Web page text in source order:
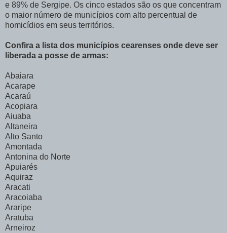
e 89% de Sergipe. Os cinco estados são os que concentram
o maior número de municípios com alto percentual de
homicídios em seus territórios.
Confira a lista dos municípios cearenses onde deve ser
liberada a posse de armas:
Abaiara
Acarape
Acaraú
Acopiara
Aiuaba
Altaneira
Alto Santo
Amontada
Antonina do Norte
Apuiarés
Aquiraz
Aracati
Aracoiaba
Araripe
Aratuba
Arneiroz